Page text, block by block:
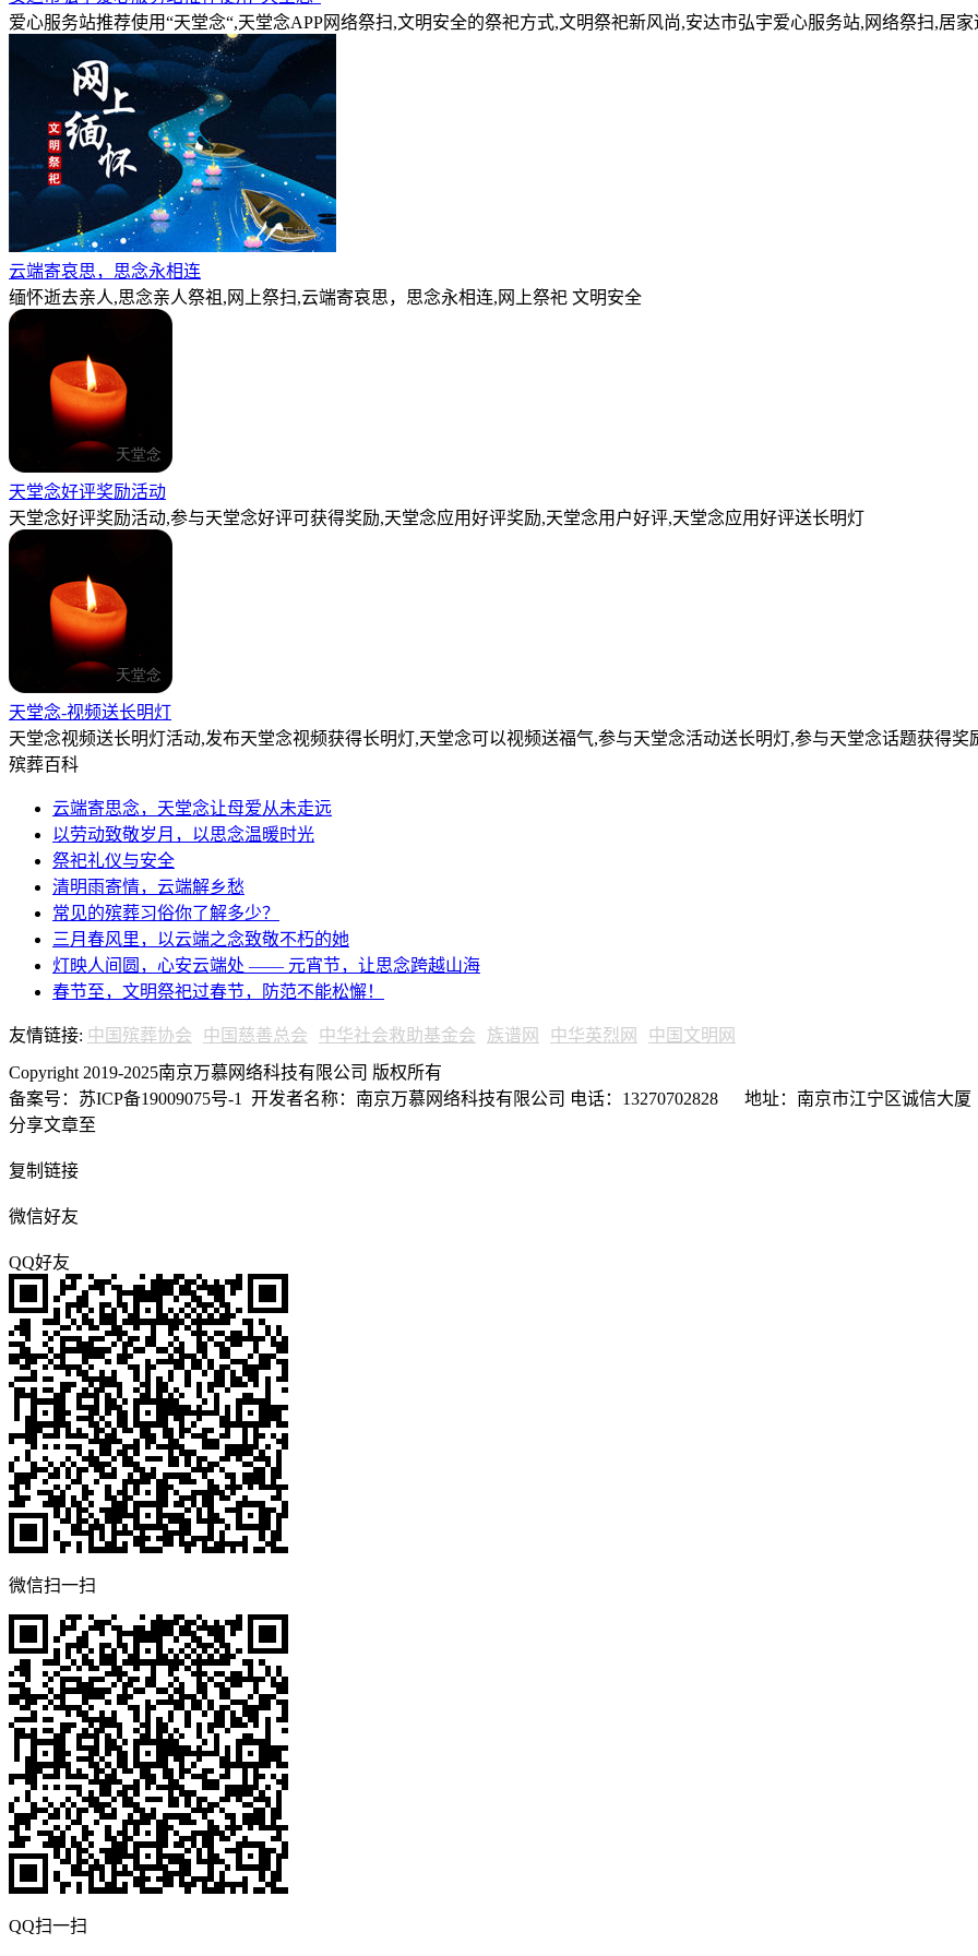
爱心服务站推荐使用“天堂念“,天堂念APP网络祭扫,文明安全的祭祀方式,文明祭祀新风尚,安达市弘宇爱心服务站,网络祭扫,居
云端寄哀思，思念永相连
缅怀逝去亲人,思念亲人祭祖,网上祭扫,云端寄哀思，思念永相连,网上祭祀 文明安全
天堂念好评奖励活动
天堂念好评奖励活动,参与天堂念好评可获得奖励,天堂念应用好评奖励,天堂念用户好评,天堂念应用好评送长明灯
天堂念-视频送长明灯
天堂念视频送长明灯活动,发布天堂念视频获得长明灯,天堂念可以视频送福气,参与天堂念活动送长明灯,参与天堂念话题获得奖
殡葬百科
云端寄思念，天堂念让母爱从未走远
以劳动致敬岁月，以思念温暖时光
祭祀礼仪与安全
清明雨寄情，云端解乡愁
常见的殡葬习俗你了解多少？
三月春风里，以云端之念致敬不朽的她
灯映人间圆，心安云端处 —— 元宵节，让思念跨越山海
春节至，文明祭祀过春节，防范不能松懈！
友情链接: 中国殡葬协会 中国慈善总会 中华社会救助基金会 族谱网 中华英烈网
中国文明网
Copyright 2019-2025南京万慕网络科技有限公司 版权所有
备案号：苏ICP备19009075号-1
开发者名称：南京万慕网络科技有限公司 电话：13270702828 地址：南京市江宁区诚信大厦
分享文章至
复制链接
微信好友
QQ好友
微信扫一扫
QQ扫一扫